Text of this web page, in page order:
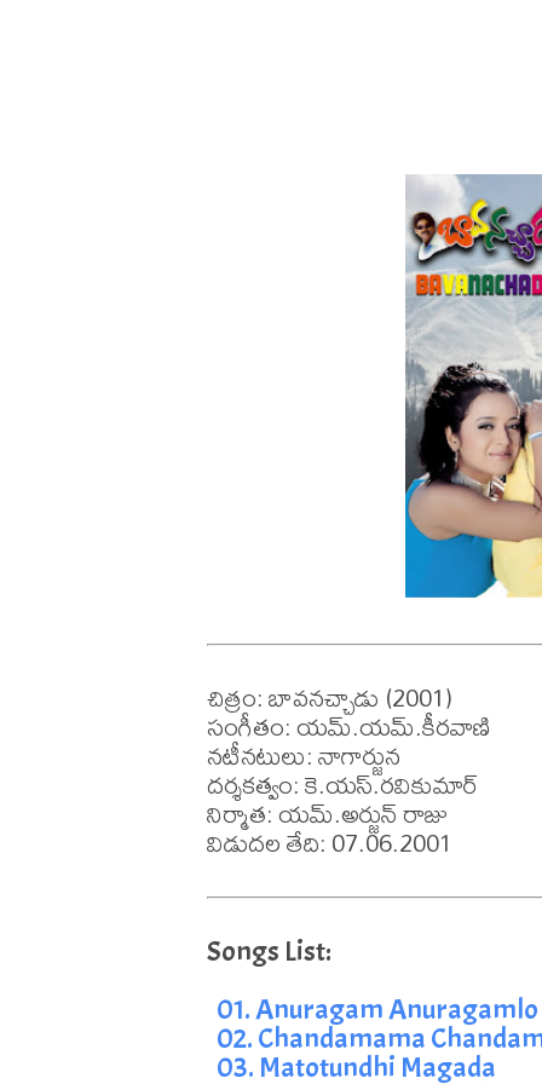
చిత్రం: బావనచ్చాడు (2001)
సంగీతం: యమ్.యమ్.కీరవాణి
నటీనటులు: నాగార్జున
దర్శకత్వం: కె.యస్.రవికుమార్
నిర్మాత: యమ్.అర్జున్ రాజు
విడుదల తేది: 07.06.2001
01. Anuragam Anuragamlo
02. Chandamama
03. Matotundhi Magada